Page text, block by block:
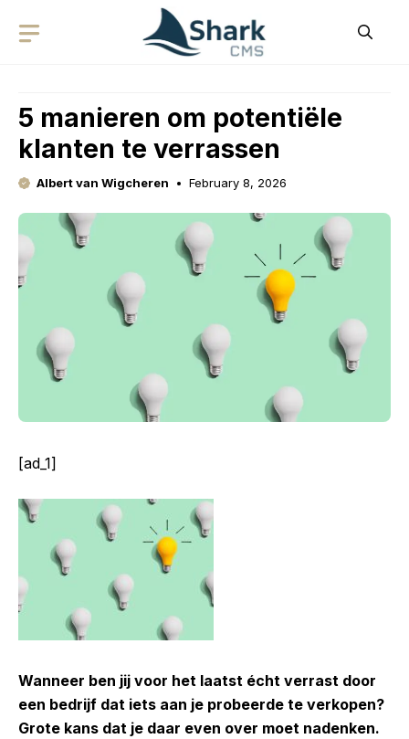
5 manieren om potentiële
klanten te verrassen
Albert van Wigcheren February 8, 2026
[ad_1]
Wanneer ben jij voor het laatst écht verrast door
een bedrijf dat iets aan je probeerde te verkopen?
Grote kans dat je daar even over moet nadenken.